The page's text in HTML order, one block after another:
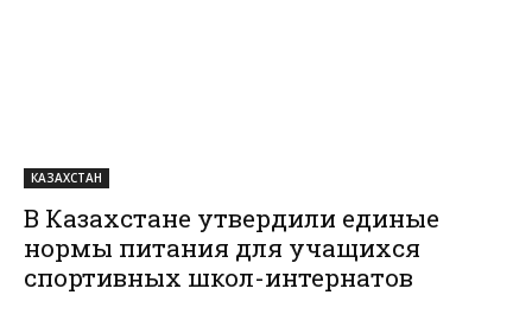
КАЗАХСТАН
В Казахстане утвердили единые
нормы питания для учащихся
спортивных школ-интернатов